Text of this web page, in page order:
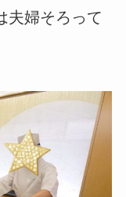
夫婦そろって